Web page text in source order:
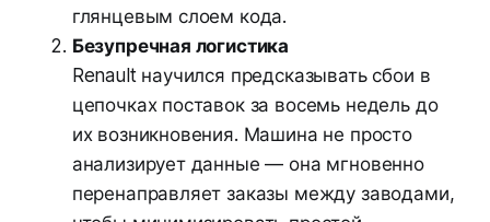
глянцевым слоем кода.
Безупречная логистика
Renault научился предсказывать сбои в
цепочках поставок за восемь недель до
их возникновения. Машина не просто
анализирует данные — она мгновенно
перенаправляет заказы между заводами,